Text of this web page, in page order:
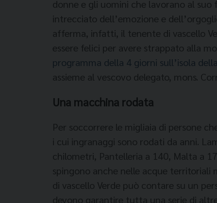
donne e gli uomini che lavorano al
intrecciato dell’emozione e
afferma, infatti, il tenente di vascello
essere felici per avere strappato alla
programma della 4 giorni sull’isola
assieme al vescovo delegato, mons.
Una macchina rodata
Per soccorrere le migliaia di persone
i cui ingranaggi sono rodati da anni.
chilometri, Pantelleria a 140, Malta a
spingono anche nelle acque
di vascello Verde può contare su un
devono garantire tutta una serie di